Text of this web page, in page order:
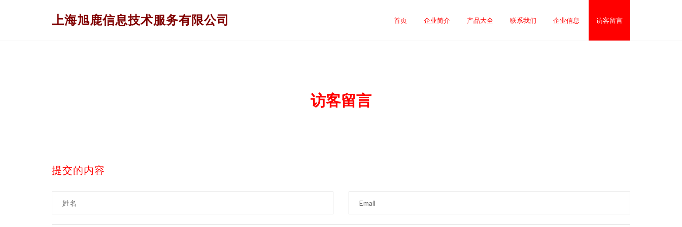
上海旭鹿信息技术服务有限公司 首页 企业简介 产品大全 联系我们 企业信息 访客留言
访客留言
提交的内容